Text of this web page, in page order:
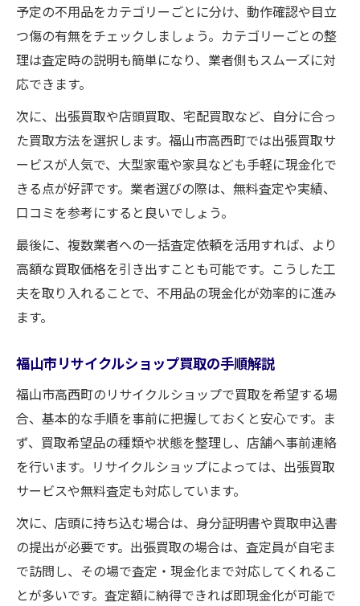
予定の不用品をカテゴリーごとに分け、動作確認や目立
つ傷の有無をチェックしましょう。カテゴリーごとの整
理は査定時の説明も簡単になり、業者側もスムーズに対
応できます。
次に、出張買取や店頭買取、宅配買取など、自分に合っ
た買取方法を選択します。福山市高西町では出張買取サ
ービスが人気で、大型家電や家具なども手軽に現金化で
きる点が好評です。業者選びの際は、無料査定や実績、
口コミを参考にすると良いでしょう。
最後に、複数業者への一括査定依頼を活用すれば、より
高額な買取価格を引き出すことも可能です。こうした工
夫を取り入れることで、不用品の現金化が効率的に進み
ます。
福山市リサイクルショップ買取の手順解説
福山市高西町のリサイクルショップで買取を希望する場
合、基本的な手順を事前に把握しておくと安心です。ま
ず、買取希望品の種類や状態を整理し、店舗へ事前連絡
を行います。リサイクルショップによっては、出張買取
サービスや無料査定も対応しています。
次に、店頭に持ち込む場合は、身分証明書や買取申込書
の提出が必要です。出張買取の場合は、査定員が自宅ま
で訪問し、その場で査定・現金化まで対応してくれるこ
とが多いです。査定額に納得できれば即現金化が可能で